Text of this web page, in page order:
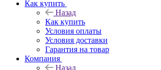
Как купить
Назад
Как купить
Условия оплаты
Условия доставки
Гарантия на товар
Компания
Назад